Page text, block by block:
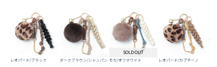
レオパード/ブラック ダークブラウン/シャンパン
SOLD OUT
モカ/オフホワイト レオパード/カプチーノ